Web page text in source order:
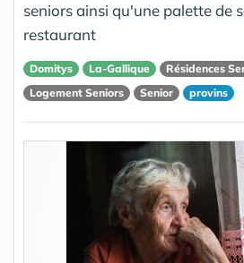
seniors ainsi qu'une palette de
restaurant
Domitys La-Gallique
Résidences
Logement Seniors
Senior provins